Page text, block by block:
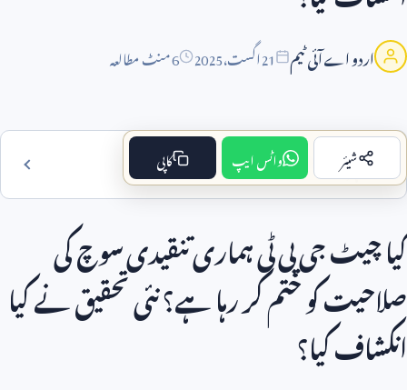
اردو اے آئی ٹیم 21اگست،2025 6 منٹ مطالعہ
فہرست مضمون
کیا چیٹ جی پی ٹی ہماری تنقیدی سوچ کی
صلاحیت کو ختم کر رہا ہے؟ نئی تحقیق نے کیا
انکشاف کیا؟
شیئر واٹس ایپ کاپی